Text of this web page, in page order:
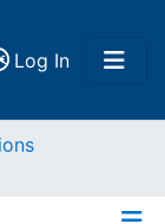
Log In(current)